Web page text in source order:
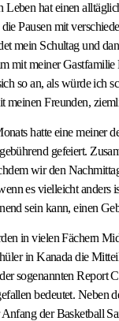
Leben hat einen
Pausen mit
mein Schultag und
mit meiner
so an, als würde ich
meinen Freunden,
hatte eine meiner
gefeiert.
wir den
es vielleicht anders
sein kann, einen
in vielen Fächern
in Kanada die
sogenannten Report
bedeutet. Neben
der Basketball